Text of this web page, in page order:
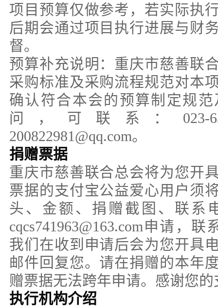
项目预算仅做参考，若实际执
后期会通过项目执行进展与财
督。
预算补充说明：重庆市慈善联
采购标准及采购流程规范对本
确认符合本会的预算制定规
问，可联系：023-
200822981@qq.com。
捐赠票据
重庆市慈善联合总会将为您开
票据的支付宝公益爱心用户须
头、金额、捐赠截图、联系
cqcs741963@163.com申请，联
我们在收到申请后会为您开具
邮件回复您。请在捐赠的本年
赠票据无法跨年申请。感谢您的
执行机构介绍